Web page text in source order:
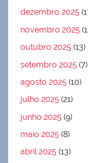
dezembro 2025
novembro 2025
outubro 2025 (13)
setembro 2025 (7)
agosto 2025 (10)
julho 2025 (21)
junho 2025 (9)
maio 2025 (8)
abril 2025 (13)